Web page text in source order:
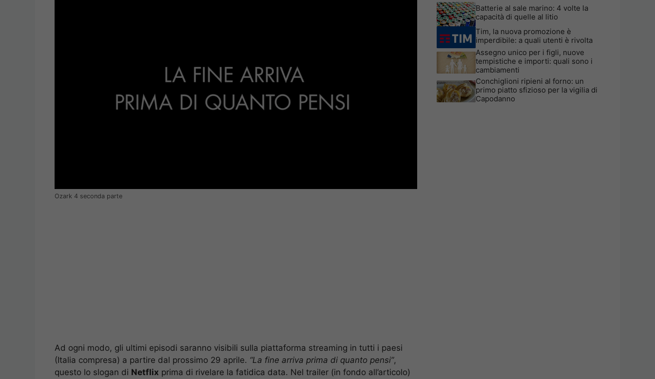
Ozark 4 seconda parte
Ad ogni modo, gli ultimi episodi saranno visibili sulla piattaforma streaming in tutti i paesi
(Italia compresa) a partire dal prossimo 29 aprile. “La fine arriva prima di quanto pensi”,
questo lo slogan di Netflix prima di rivelare la fatidica data. Nel trailer (in fondo all’articolo)
Batterie al sale marino: 4 volte la
capacità di quelle al litio
Tim, la nuova promozione è
imperdibile: a quali utenti è rivolta
Assegno unico per i figli, nuove
tempistiche e importi: quali sono i
cambiamenti
Conchiglioni ripieni al forno: un
primo piatto sfizioso per la vigilia di
Capodanno